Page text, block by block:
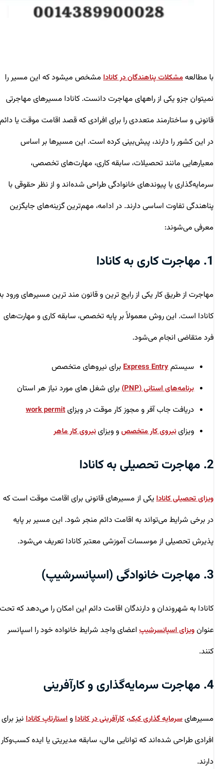
با مطالعهمشکلات پناهندگان در کانادامشخص میشود که این مسیر را
نمیتوان جزو یکی از راههای مهاجرت دانست. کانادا مسیرهای مهاجرتی
قانونی و ساختارمند متعددی را برای افرادی که قصد اقامت موقت یا دائم
در این کشور را دارند، پیش‌بینی کرده است. این مسیرها بر اساس
معیارهایی مانند تحصیلات، سابقه کاری، مهارت‌های تخصصی،
سرمایه‌گذاری یا پیوندهای خانوادگی طراحی شده‌اند و از نظر حقوقی با
پناهندگی تفاوت اساسی دارند. در ادامه، مهم‌ترین گزینه‌های جایگزین
معرفی می‌شوند:
1. مهاجرت کاری به کانادا
مهاجرت از طریق کار یکی از رایج ‌ترین و قانون‌ مند ترین مسیرهای ورود به
کانادا است. این روش معمولاً بر پایه تخصص، سابقه کاری و مهارت‌های
فرد متقاضی انجام می‌شود.
سیستمExpress Entryبرای نیروهای متخصص
برنامه‌های استانی (PNP
)برای شغل های مورد نیاز هر استان
دریافت جاب آفر و مجوز کار موقت در ویزایwork permit
ویزاینیروی کار متخصصو ویزاینیروی کار ماهر
2. مهاجرت تحصیلی به کانادا
ویزای تحصیلی کانادایکی از مسیرهای قانونی برای اقامت موقت است که
در برخی شرایط می‌تواند به اقامت دائم منجر شود. این مسیر بر پایه
پذیرش تحصیلی از موسسات آموزشی معتبر کانادا تعریف می‌شود.
3. مهاجرت خانوادگی (اسپانسرشیپ)
کانادا به شهروندان و دارندگان اقامت دائم این امکان را می‌دهد که تحت
عنوانویزای اسپانسرشیپاعضای واجد شرایط خانواده خود را اسپانسر
کنند.
4. مهاجرت سرمایه‌گذاری و کارآفرینی
مسیرهایسرمایه گذاری کبک،کارآفرینی در کاناداواستارتاپ کانادانیز برای
افرادی طراحی شده‌اند که توانایی مالی، سابقه مدیریتی یا ایده کسب‌وکار
دارند.